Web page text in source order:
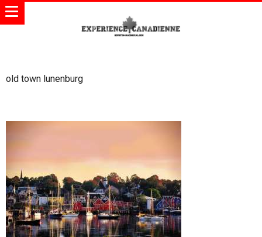
old town lunenburg